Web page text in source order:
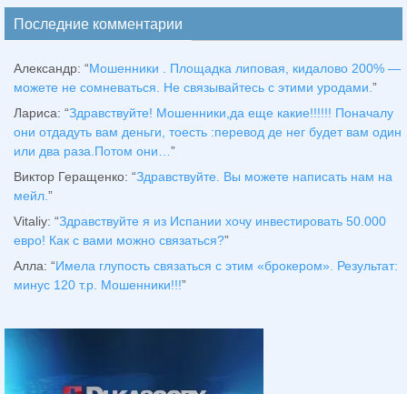
Последние комментарии
Александр: “Мошенники . Площадка липовая, кидалово 200% —
можете не сомневаться. Не связывайтесь с этими уродами. ”
Лариса: “Здравствуйтe! Мошенники,да еще какие!!!!!! Поначалу
они отдадуть вам деньги, тоесть :перевод де нег будет вам один
или два раза.Потом они… ”
Виктор Геращенко: “Здравствуйте. Вы можете написать нам на
мейл. ”
Vitaliy: “Здравствуйте я из Испании хочу инвестировать 50.000
евро! Как с вами можно связаться?”
Алла: “Имела глупость связаться с этим «брокером». Результат:
минус 120 т.р. Мошенники!!!”